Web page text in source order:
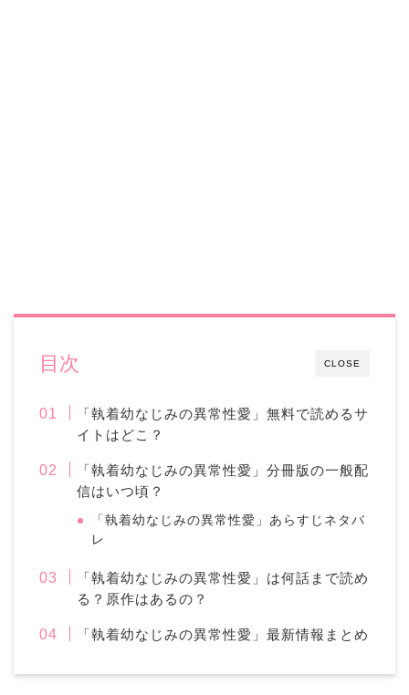
CLOSE
目次
「執着幼なじみの異常性愛」無料で読めるサ
イトはどこ？
「執着幼なじみの異常性愛」分冊版の一般配
信はいつ頃？
「執着幼なじみの異常性愛」あらすじネタバ
レ
「執着幼なじみの異常性愛」は何話まで読め
る？原作はあるの？
「執着幼なじみの異常性愛」最新情報まとめ